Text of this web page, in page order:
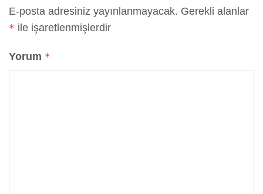
E-posta adresiniz yayınlanmayacak. Gerekli alanlar
* ile işaretlenmişlerdir
Yorum *